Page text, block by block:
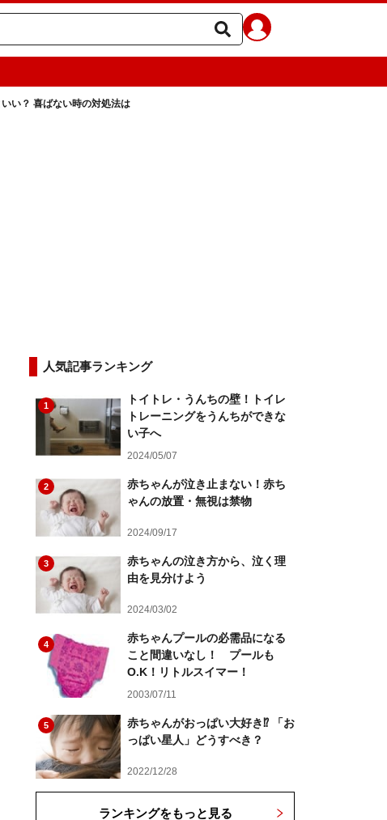
い？ 喜ばない時の対処法は
人気記事ランキング
1
トイトレ・うんちの壁！トイレ
トレーニングをうんちができな
い子へ
2024/05/07
2
赤ちゃんが泣き止まない！赤ち
ゃんの放置・無視は禁物
2024/09/17
3
赤ちゃんの泣き方から、泣く理
由を見分けよう
2024/03/02
4
赤ちゃんプールの必需品になる
こと間違いなし！ プールも
O.K！リトルスイマー！
2003/07/11
5
赤ちゃんがおっぱい大好き⁉︎ 「お
っぱい星人」どうすべき？
2022/12/28
ランキングをもっと見る